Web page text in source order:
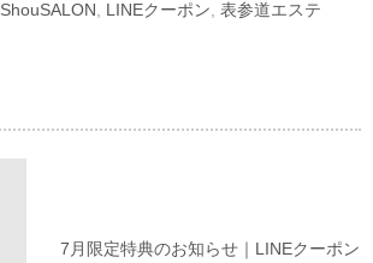
ShouSALON , LINEクーポン, 表参道エステ
7月限定特典のお知らせ｜LINEクーポン